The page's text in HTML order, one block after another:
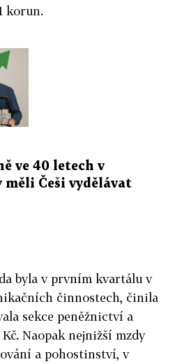
korun.
ve 40 letech v
měli Češi vydělávat
byla v prvním kvartálu v
činnostech, činila
sekce peněžnictví a
Naopak nejnižší mzdy
a pohostinství, v